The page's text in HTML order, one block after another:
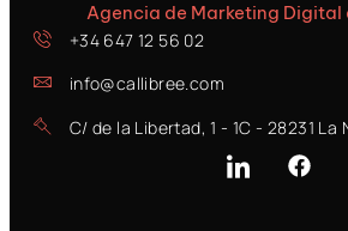
Agencia de Marketing Digital
+34 647 12 56 02
info@callibree.com
C/ de la Libertad, 1 - 1C - 28231 La